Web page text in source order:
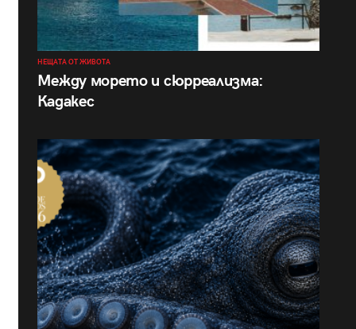
НЕЩАТА ОТ ЖИВОТА
Между морето и сюрреализма:
Кадакес